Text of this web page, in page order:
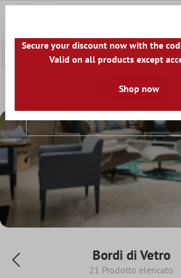
Bordi di Vetro
Bordi Di
Bordi di Vetro
21 Prodotto elencato
Secure your discount now with the
Valid on all products except
Shop now